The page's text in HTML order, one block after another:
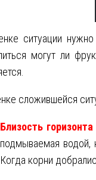
ситуации
могут ли
сложившейся
Близость
подмываемая водой,
Когда корни